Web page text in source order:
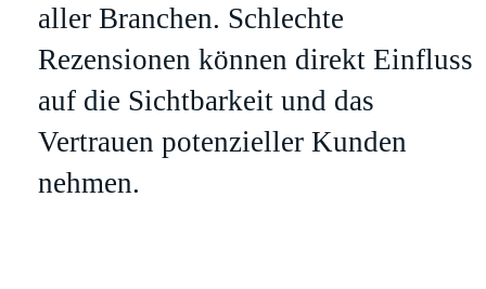
aller Branchen. Schlechte
Rezensionen können direkt Einfluss
auf die Sichtbarkeit und das
Vertrauen potenzieller Kunden
nehmen.